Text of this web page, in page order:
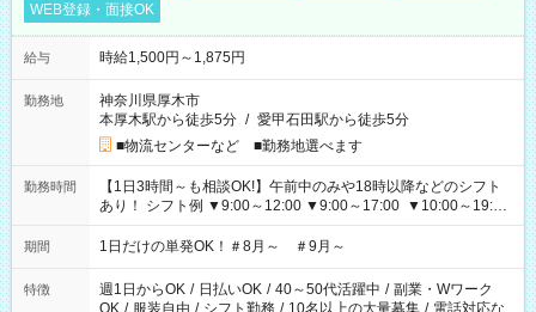
WEB登録・面接OK
給与 時給1,500円～1,875円
勤務地
神奈川県厚木市
本厚木駅から徒歩5分 / 愛甲石田駅から徒歩5分
■物流センターなど ■勤務地選べます
勤務時間
【1日3時間～も相談OK!】午前中のみや18時以降などのシフト
あり！ シフト例 ▼9:00～12:00 ▼9:00～17:00 ▼10:00～19:00
▼18:00～21:00
期間 1日だけの単発OK！＃8月～ ＃9月～
特徴 週1日からOK / 日払いOK / 40～50代活躍中 / 副業・Wワーク
OK / 服装自由 / シフト勤務 / 10名以上の大量募集 / 電話対応な